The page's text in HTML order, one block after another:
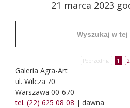
21 marca 2023
Poprzednia 1 2
Galeria Agra-Art
ul. Wilcza 70
Warszawa 00-670
tel. (22) 625 08 08 | dawna